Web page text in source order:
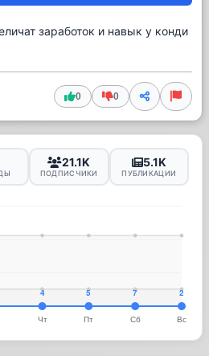
заработок и навык у конди
0 0
21.1K
ПОДПИСЧИКИ
5.1K
ПУБЛИКАЦИИ